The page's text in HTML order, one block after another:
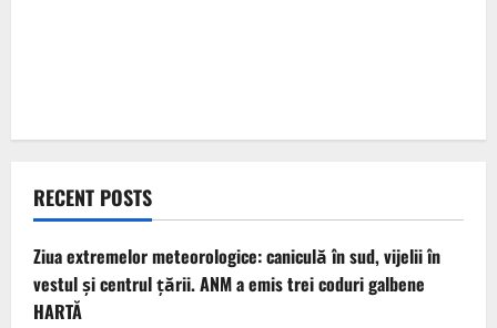
RECENT POSTS
Ziua extremelor meteorologice: caniculă în sud, vijelii în
vestul și centrul țării. ANM a emis trei coduri galbene
HARTĂ